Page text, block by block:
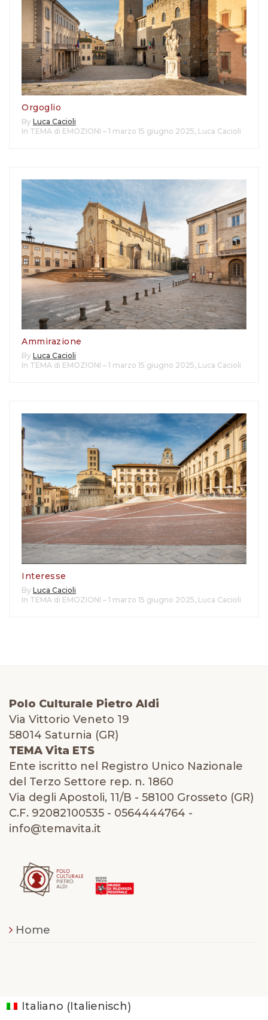
Orgoglio
By Luca Cacioli
In TEMA di EMOZIONI – 1 marzo 15 giugno 2025, Luca Cacioli
Ammirazione
By Luca Cacioli
In TEMA di EMOZIONI – 1 marzo 15 giugno 2025, Luca Cacioli
Interesse
By Luca Cacioli
In TEMA di EMOZIONI – 1 marzo 15 giugno 2025, Luca Cacioli
Polo Culturale Pietro Aldi
Via Vittorio Veneto 19
58014 Saturnia (GR)
TEMA Vita ETS
Ente iscritto nel Registro Unico Nazionale
del Terzo Settore rep. n. 1860
Via degli Apostoli, 11/B - 58100 Grosseto (GR)
C.F. 92082100535 - 0564444764 -
info@temavita.it
Home
Italiano (Italienisch)